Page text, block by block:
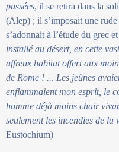
passées, il se retira dans la
(Alep) ; il s’imposait une rude
s’adonnait à l’étude du grec
installé au désert, en cette
affreux habitat offert aux
de Rome ! ... Les jeûnes
enflammaient mon esprit, le
homme déjà moins chair
seulement les incendies de la
Eustochium)